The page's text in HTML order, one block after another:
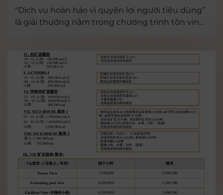
"Dịch vụ hoàn hảo vì quyền lợi người tiêu dùng”
là giải thưởng nằm trong chương trình tôn vinh
Nam lần thứ 13, do Viện Kinh tế và Văn hoá kết
hợp với Trung tâm Bảo vệ Người tiêu dùng tổ
chức.